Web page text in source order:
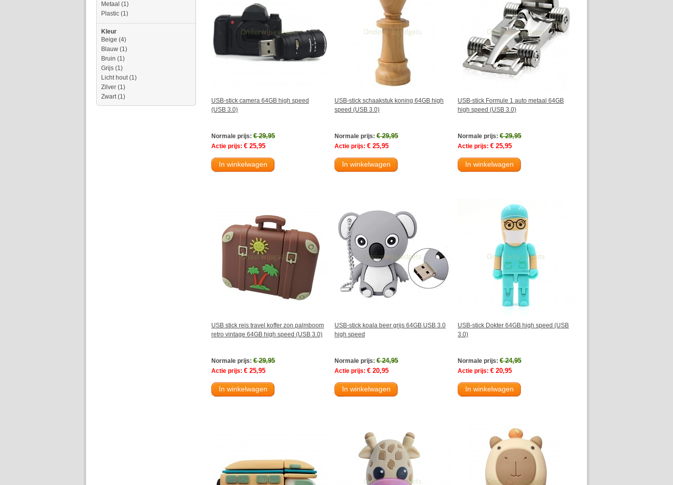
USB-stick camera 64GB high speed
(USB 3.0)
Normale prijs: € 29,95
Actie prijs: € 25,95
In winkelwagen
USB-stick schaakstuk koning 64GB high
speed (USB 3.0)
Normale prijs: € 29,95
Actie prijs: € 25,95
In winkelwagen
USB-stick Formule 1 auto metaal 64GB
high speed (USB 3.0)
Normale prijs: € 29,95
Actie prijs: € 25,95
In winkelwagen
USB stick reis travel koffer zon palmboom
retro vintage 64GB high speed (USB 3.0)
Normale prijs: € 29,95
Actie prijs: € 25,95
In winkelwagen
USB-stick koala beer grijs 64GB USB 3.0
high speed
Normale prijs: € 24,95
Actie prijs: € 20,95
In winkelwagen
USB-stick Dokter 64GB high speed (USB
3.0)
Normale prijs: € 24,95
Actie prijs: € 20,95
In winkelwagen
Metaal (1)
Plastic (1)
Kleur
Beige (4)
Blauw (1)
Bruin (1)
Grijs (1)
Licht hout(1)
Zilver (1)
Zwart(1)